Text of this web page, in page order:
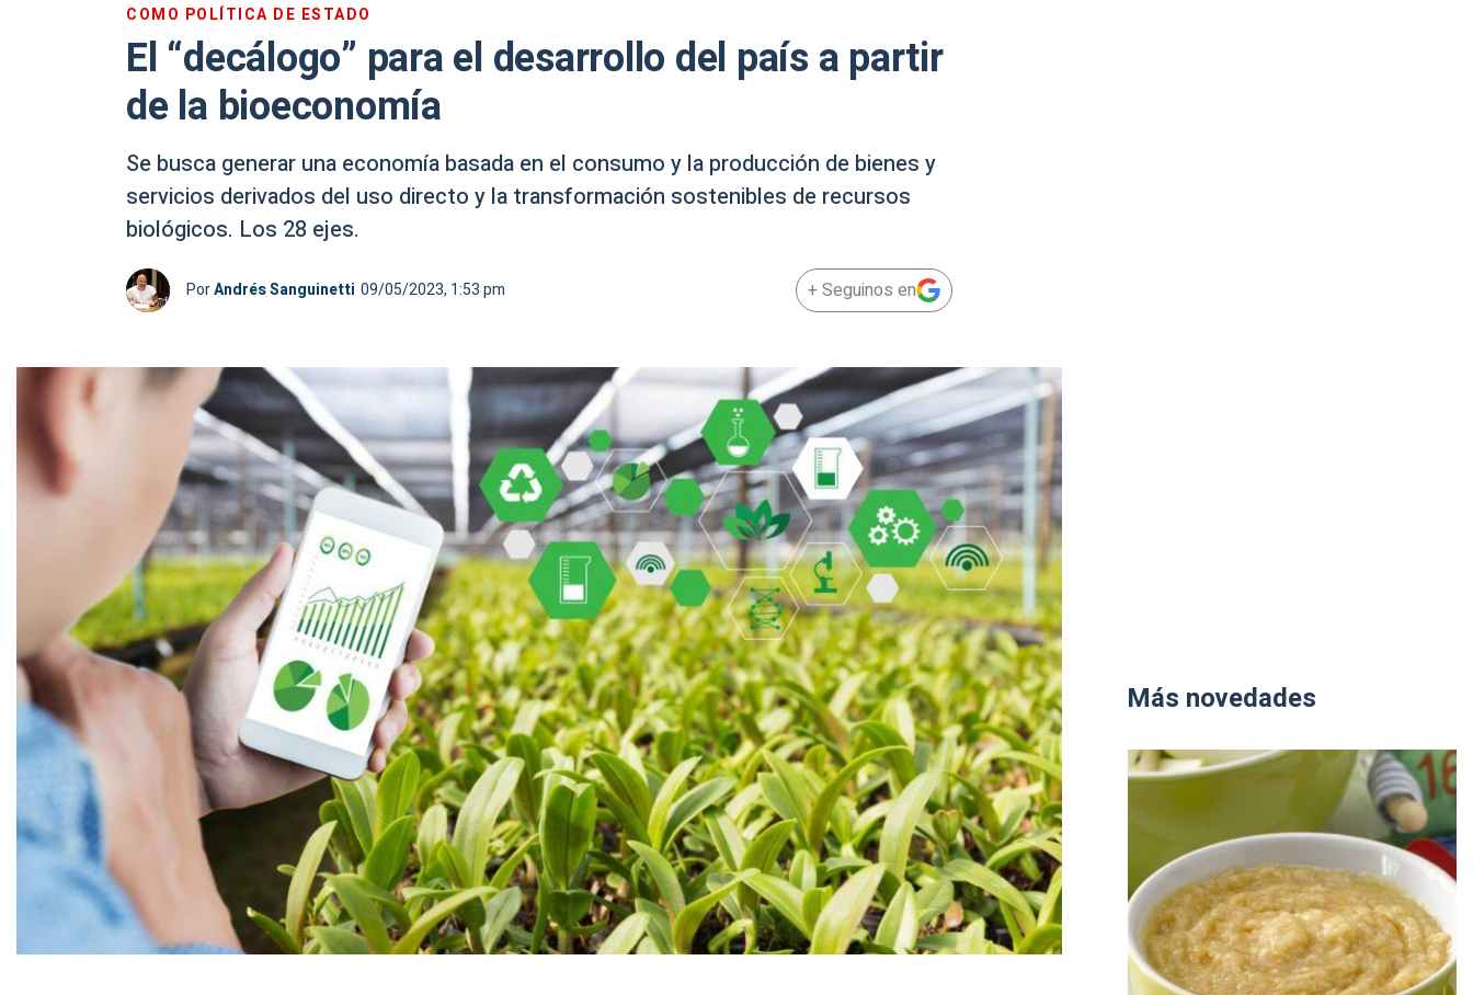
COMO POLÍTICA DE ESTADO
El “decálogo” para el desarrollo del país a partir
de la bioeconomía
Se busca generar una economía basada en el consumo y la producción de bienes y
servicios derivados del uso directo y la transformación sostenibles de recursos
biológicos. Los 28 ejes.
PorAndrés Sanguinetti 09/05/2023, 1:53 pm + Seguinos en
Más novedades